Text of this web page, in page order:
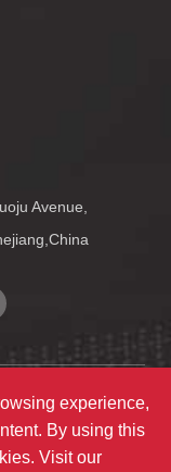
Avenue,
Co., Ltd.
experience,
By using this
Visit our